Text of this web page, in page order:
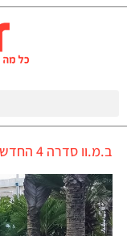
ב.מ.וו סדרה 4 החדשה הושקה בישראל